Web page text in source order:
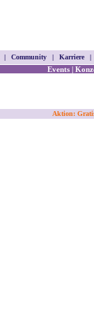
| Community | Karriere |
Events |
Aktion: